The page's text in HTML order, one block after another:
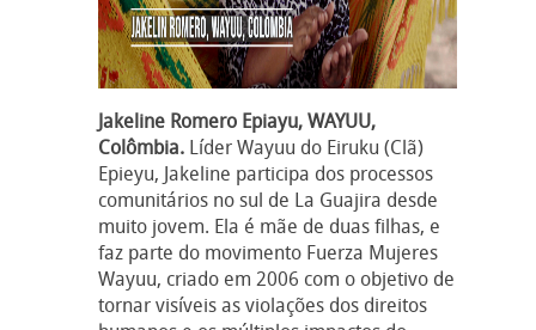
Jakeline Romero Epiayu, WAYUU,
Colômbia. Líder Wayuu do Eiruku (Clã)
Epieyu, Jakeline participa dos processos
comunitários no sul de La Guajira desde
muito jovem. Ela é mãe de duas filhas, e
faz parte do movimento Fuerza Mujeres
Wayuu, criado em 2006 com o objetivo de
tornar visíveis as violações dos direitos